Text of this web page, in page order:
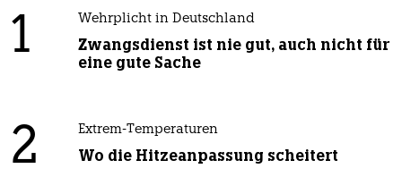
1 Wehrplicht in Deutschland
Zwangsdienst ist nie gut, auch nicht für
eine gute Sache
2 Extrem-Temperaturen
Wo die Hitzeanpassung scheitert